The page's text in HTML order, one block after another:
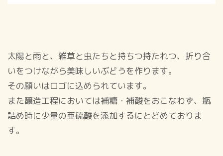
太陽と雨と、雑草と虫たちと持ちつ持たれつ、折り合
いをつけながら美味しいぶどうを作ります。
その願いはロゴに込められています。
また醸造工程においては補糖・補酸をおこなわず、瓶
詰め時に少量の亜硫酸を添加するにとどめておりま
す。